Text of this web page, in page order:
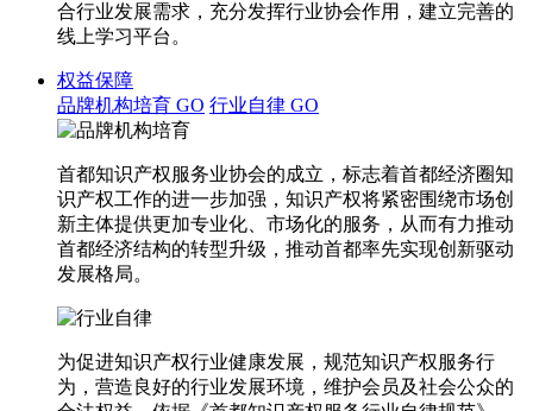
合行业发展需求，充分发挥行业协会作用，建立完善的
线上学习平台。
权益保障
品牌机构培育 GO 行业自律 GO
首都知识产权服务业协会的成立，标志着首都经济圈知
识产权工作的进一步加强，知识产权将紧密围绕市场创
新主体提供更加专业化、市场化的服务，从而有力推动
首都经济结构的转型升级，推动首都率先实现创新驱动
发展格局。
为促进知识产权行业健康发展，规范知识产权服务行
为，营造良好的行业发展环境，维护会员及社会公众的